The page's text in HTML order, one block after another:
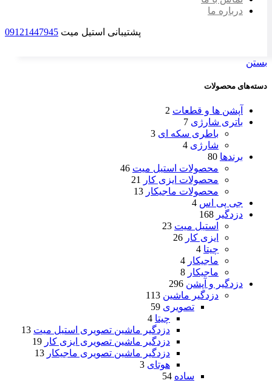
درباره ما
پشتیبانی استیل میت 09121447945
بستن
دسته‌های محصولات
آپشن ها و قطعات 2
باتری شارژی 7
باطری سکه ای 3
شارژی 4
برندها 80
محصولات استیل میت 46
محصولات ایزی کار
21
محصولات ماجیکار 13
جی پی اس 4
دزدگیر 168
استیل میت 23
ایزی کار 26
چیتا 4
ماجیکار 4
ماجیکار 8
دزدگیر و آپشن 296
دزدگیر ماشین 113
تصویری 59
چیتا 4
دزدگیر ماشین تصویری استیل میت 13
دزدگیر ماشین تصویری ایزی کار 19
دزدگیر ماشین تصویری ماجیکار 13
هوتای 3
ساده 54